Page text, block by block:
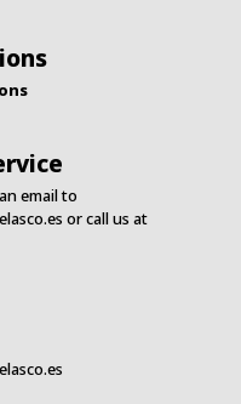
email to
or call us at